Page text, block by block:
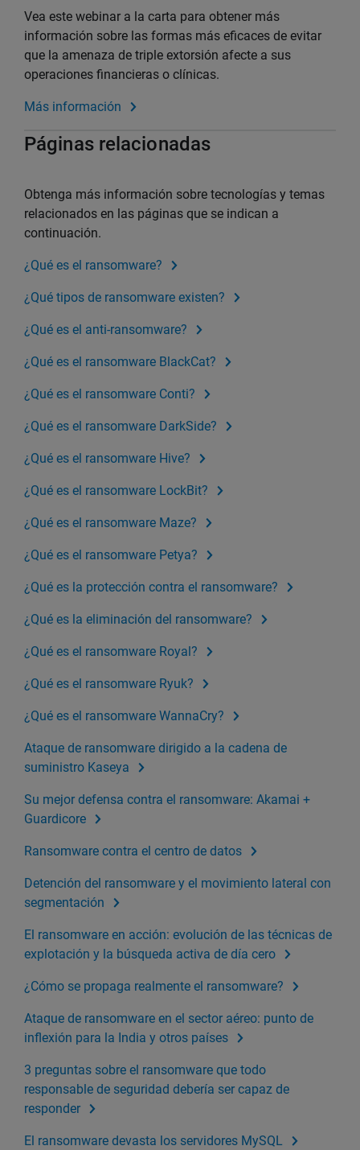
Vea este webinar a la carta para obtener más
información sobre las formas más eficaces de evitar
que la amenaza de triple extorsión afecte a sus
operaciones financieras o clínicas.
Más información
Páginas relacionadas
Obtenga más información sobre tecnologías y temas
relacionados en las páginas que se indican a
continuación.
¿Qué es el ransomware?
¿Qué tipos de ransomware existen?
¿Qué es el anti-ransomware?
¿Qué es el ransomware BlackCat?
¿Qué es el ransomware Conti?
¿Qué es el ransomware DarkSide?
¿Qué es el ransomware Hive?
¿Qué es el ransomware LockBit?
¿Qué es el ransomware Maze?
¿Qué es el ransomware Petya?
¿Qué es la protección contra el ransomware?
¿Qué es la eliminación del ransomware?
¿Qué es el ransomware Royal?
¿Qué es el ransomware Ryuk?
¿Qué es el ransomware WannaCry?
Ataque de ransomware dirigido a la cadena de
suministro Kaseya
Su mejor defensa contra el ransomware: Akamai +
Guardicore
Ransomware contra el centro de datos
Detención del ransomware y el movimiento lateral con
segmentación
El ransomware en acción: evolución de las técnicas de
explotación y la búsqueda activa de día cero
¿Cómo se propaga realmente el ransomware?
Ataque de ransomware en el sector aéreo: punto de
inflexión para la India y otros países
3 preguntas sobre el ransomware que todo
responsable de seguridad debería ser capaz de
responder
El ransomware devasta los servidores MySQL